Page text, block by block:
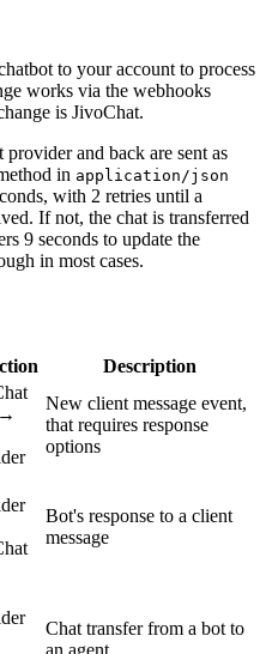
to your account to process
works via the webhooks
is JivoChat.
and back are sent as
in application/json
with 2 retries until a
If not, the chat is transferred
9 seconds to update the
in most cases.
Description
New client message event,
that requires response
options
Bot's response to a client
message
Chat transfer from a bot to
an agent